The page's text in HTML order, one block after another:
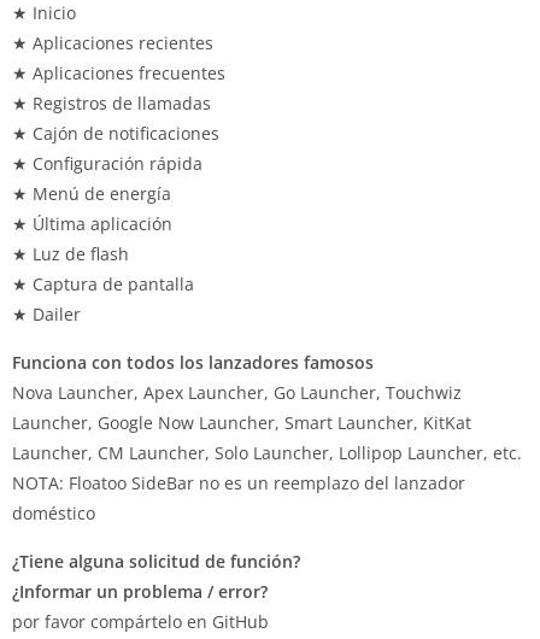
★ Inicio
★ Aplicaciones recientes
★ Aplicaciones frecuentes
★ Registros de llamadas
★ Cajón de notificaciones
★ Configuración rápida
★ Menú de energía
★ Última aplicación
★ Luz de flash
★ Captura de pantalla
★ Dailer
Funciona con todos los lanzadores famosos
Nova Launcher, Apex Launcher, Go Launcher, Touchwiz
Launcher, Google Now Launcher, Smart Launcher, KitKat
Launcher, CM Launcher, Solo Launcher, Lollipop Launcher, etc.
NOTA: Floatoo SideBar no es un reemplazo del lanzador
doméstico
¿Tiene alguna solicitud de función?
¿Informar un problema / error?
por favor compártelo en GitHub